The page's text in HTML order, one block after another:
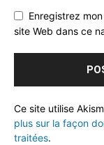
Enregistrez
site Web dans ce
Ce site utilise
plus sur la façon
traitées.